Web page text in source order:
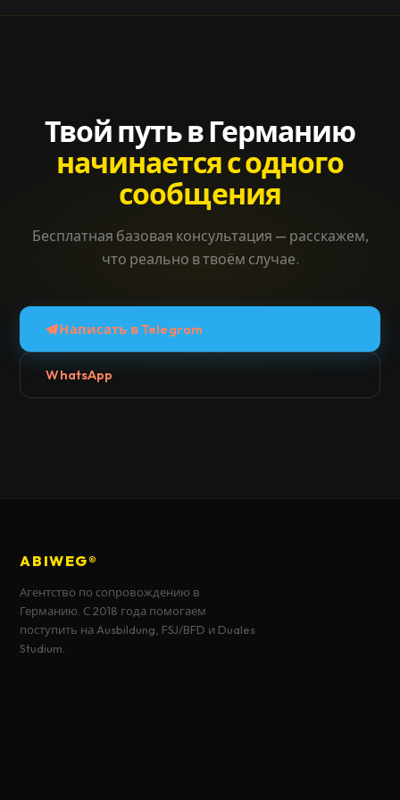
Твой путь в Германию
начинается с одного
сообщения
Бесплатная базовая консультация — расскажем,
что реально в твоём случае.
Написать в Telegram
WhatsApp
ABIWEG®
Агентство по сопровождению в
Германию. С 2018 года помогаем
поступить на Ausbildung, FSJ/BFD и Duales
Studium.